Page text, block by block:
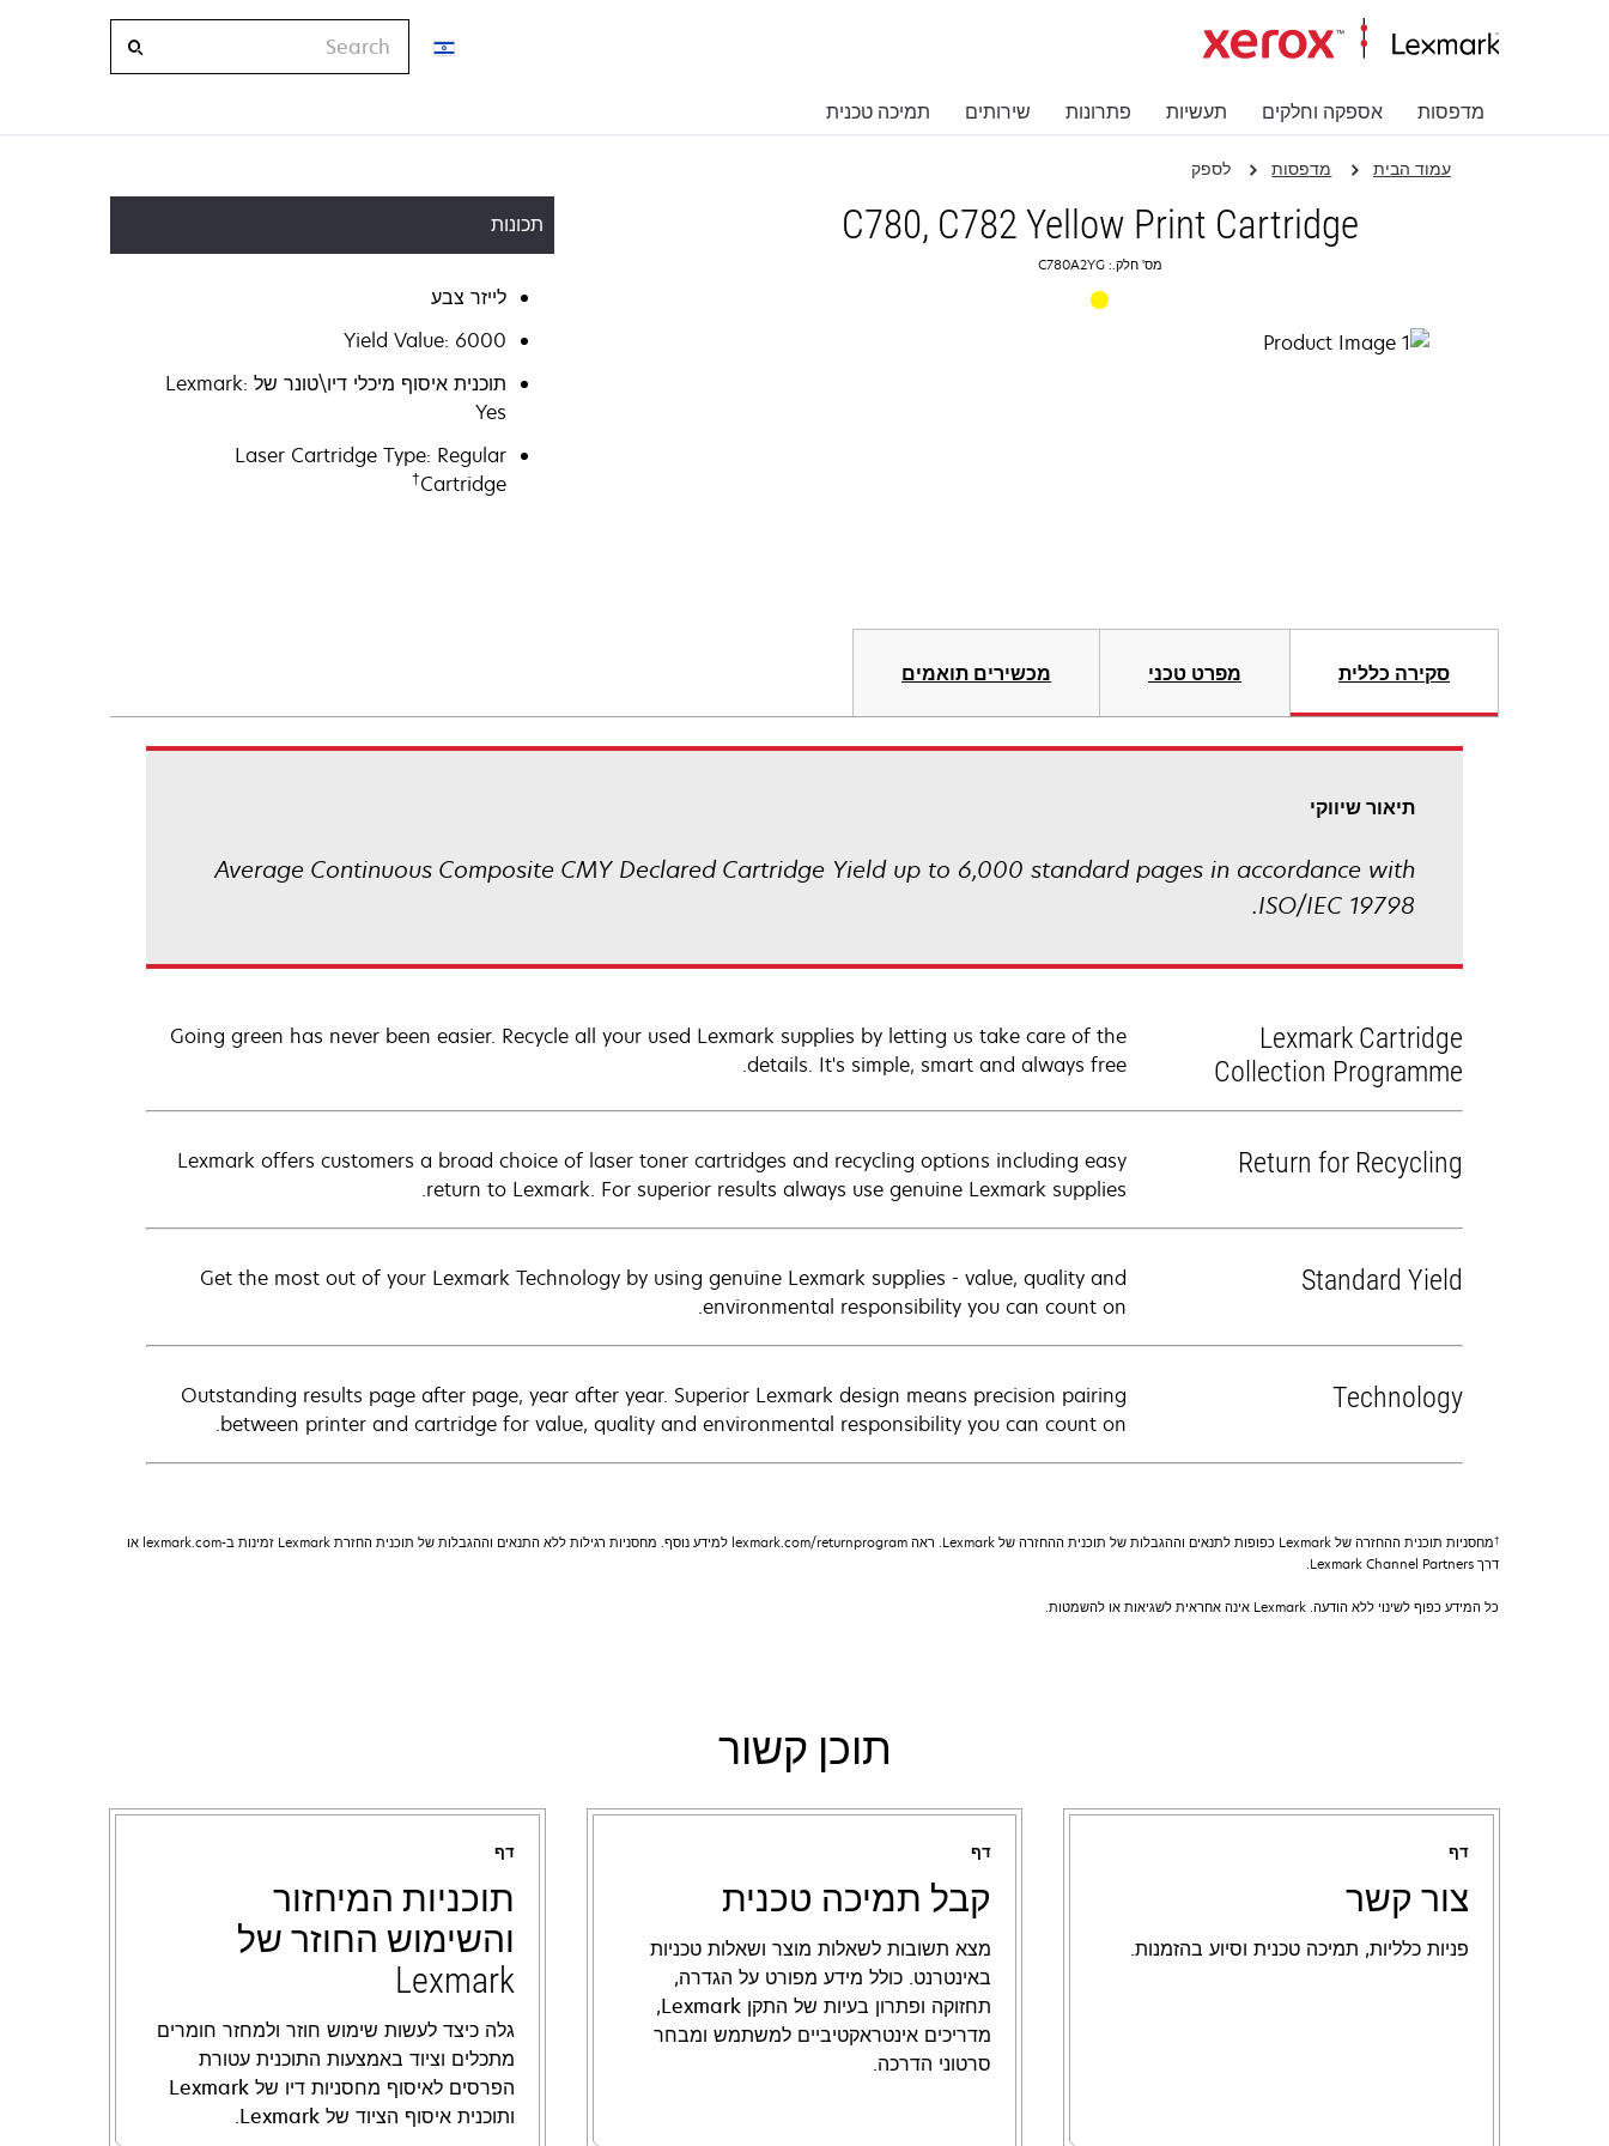
מדפסות אספקה וחלקים תעשיות פתרונות שירותים תמיכה טכנית
Search
עמוד הבית מדפסות לספק
C780, C782 Yellow Print Cartridge
מס' חלק.: C780A2YG
תכונות
לייזר צבע
Yield Value: 6000
תוכנית איסוף מיכלי דיו\טונר של Lexmark:
Yes
Laser Cartridge Type: Regular
Cartridge
†
סקירה כללית מפרט טכני מכשירים תואמים
תיאור שיווקי
Average Continuous Composite CMY Declared Cartridge Yield up to 6,000 standard pages in accordance with
ISO/IEC 19798.
Lexmark Cartridge
Collection Programme
Going green has never been easier. Recycle all your used Lexmark supplies by letting us take care of the
details. It's simple, smart and always free.
Return for Recycling
Lexmark offers customers a broad choice of laser toner cartridges and recycling options including easy
return to Lexmark. For superior results always use genuine Lexmark supplies.
Standard Yield
Get the most out of your Lexmark Technology by using genuine Lexmark supplies - value, quality and
environmental responsibility you can count on.
Technology
Outstanding results page after page, year after year. Superior Lexmark design means precision pairing
between printer and cartridge for value, quality and environmental responsibility you can count on.
†
מחסניות תוכנית ההחזרה של Lexmark כפופות לתנאים וההגבלות של תוכנית ההחזרה של Lexmark. ראה lexmark.com/returnprogram למידע נוסף. מחסניות רגילות ללא התנאים וההגבלות של תוכנית החזרת Lexmark זמינות ב-lexmark.com או
דרך Lexmark Channel Partners.
כל המידע כפוף לשינוי ללא הודעה. Lexmark אינה אחראית לשגיאות או להשמטות.
תוכן קשור
דף
צור קשר
פניות כלליות, תמיכה טכנית וסיוע בהזמנות.
דף
קבל תמיכה טכנית
מצא תשובות לשאלות מוצר ושאלות טכניות
באינטרנט. כולל מידע מפורט על הגדרה,
תחזוקה ופתרון בעיות של התקן Lexmark,
מדריכים אינטראקטיביים למשתמש ומבחר
סרטוני הדרכה.
דף
תוכניות המיחזור
והשימוש החוזר של
Lexmark
גלה כיצד לעשות שימוש חוזר ולמחזר חומרים
מתכלים וציוד באמצעות התוכנית עטורת
הפרסים לאיסוף מחסניות דיו של Lexmark
ותוכנית איסוף הציוד של Lexmark.